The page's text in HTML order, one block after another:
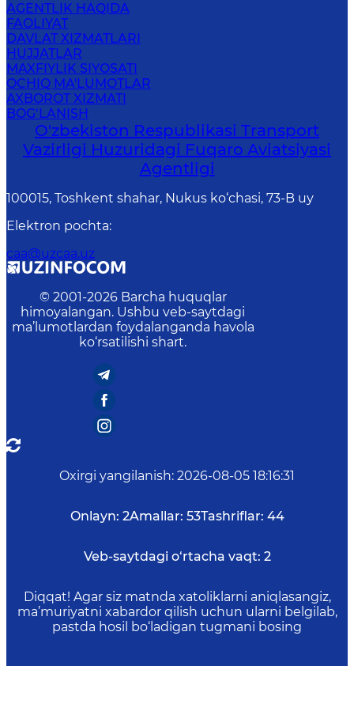
AGENTLIK HAQIDA
FAOLIYAT
DAVLAT XIZMATLARI
HUJJATLAR
MAXFIYLIK SIYOSATI
OCHIQ MA'LUMOTLAR
AXBOROT XIZMATI
BOG‘LANISH
O'zbekiston Respublikasi Transport
Vazirligi Huzuridagi Fuqaro Aviatsiyasi
Agentligi
100015, Toshkent shahar, Nukus ko‘chasi, 73-B uу
Elektron pochta:
caa@uzcaa.uz
© 2001-2026 Barcha huquqlar
himoyalangan. Ushbu veb-saytdagi
ma’lumotlardan foydalanganda havola
ko‘rsatilishi shart.
Oxirgi yangilanish: 2026-08-05 18:16:31
Onlayn: 2Amallar: 53Tashriflar: 44
Veb-saytdagi o‘rtacha vaqt: 2
Diqqat! Agar siz matnda xatoliklarni aniqlasangiz,
ma’muriyatni xabardor qilish uchun ularni belgilab,
pastda hosil bo‘ladigan tugmani bosing